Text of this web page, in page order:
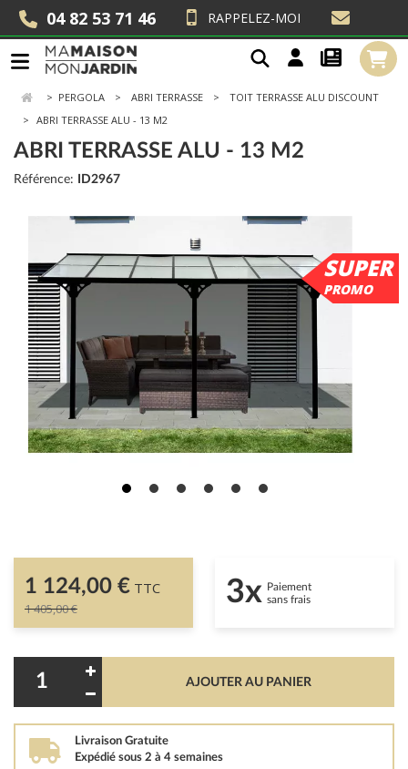
04 82 53 71 46 RAPPELEZ-MOI
> PERGOLA ABRI TERRASSE
TOIT TERRASSE ALU DISCOUNT
ABRI TERRASSE ALU - 13 M2
ABRI TERRASSE ALU - 13 M2
Référence: ID2967
SUPER
PROMO
1 124,00 € TTC
1 405,00 € 3x Paiement
sans frais
AJOUTER AU PANIER
Livraison Gratuite
Expédié sous 2 à 4 semaines